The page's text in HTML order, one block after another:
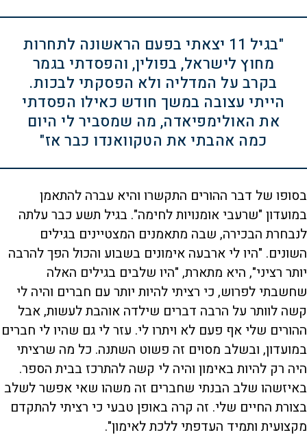
"בגיל 11 יצאתי בפעם הראשונה לתחרות
מחוץ לישראל, בפולין, והפסדתי בגמר
בקרב על המדליה ולא הפסקתי לבכות.
הייתי עצובה במשך חודש כאילו הפסדתי
את האולימפיאדה, מה שמסביר לי היום
כמה אהבתי את הטקוואנדו כבר אז"
בסופו של דבר ההורים התקשרו והיא עברה להתאמן
במועדון "שרעבי אומנויות לחימה". בגיל תשע כבר עלתה
לנבחרת הבכירה, שבה מתאמנים המצטיינים בגילים
השונים. "היו לי ארבעה אימונים בשבוע והכול הפך להרבה
יותר רציני", היא מתארת, "היו שלבים בגילים האלה
שחשבתי לפרוש, כי רציתי להיות יותר עם חברים והיה לי
קשה לוותר על הרבה דברים שילדה אוהבת לעשות, אבל
ההורים שלי אף פעם לא ויתרו לי. עזר לי גם שהיו לי חברים
במועדון, ובשלב מסוים זה פשוט השתנה. כל מה שרציתי
היה רק להיות באימון והיה לי קשה להתרכז בבית הספר.
באיזשהו שלב הבנתי שחברים זה משהו שאי אפשר לשלב
בצורת החיים שלי. זה קרה באופן טבעי כי רציתי להתקדם
מקצועית ותמיד העדפתי ללכת לאימון".